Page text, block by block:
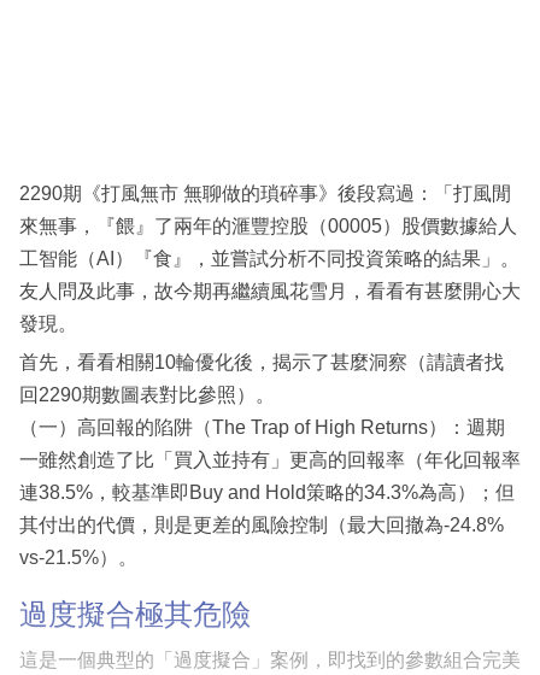
區
2290期《打風無市 無聊做的瑣碎事》後段寫過：「打風閒
來無事，『餵』了兩年的滙豐控股（00005）股價數據給人
工智能（AI）『食』，並嘗試分析不同投資策略的結果」。
友人問及此事，故今期再繼續風花雪月，看看有甚麼開心大
發現。
首先，看看相關10輪優化後，揭示了甚麼洞察（請讀者找
回2290期數圖表對比參照）。
（一）高回報的陷阱（The Trap of High Returns）：週期
一雖然創造了比「買入並持有」更高的回報率（年化回報率
連38.5%，較基準即Buy and Hold策略的34.3%為高）；但
其付出的代價，則是更差的風險控制（最大回撤為-24.8%
vs-21.5%）。
過度擬合極其危險
這是一個典型的「過度擬合」案例，即找到的參數組合完美